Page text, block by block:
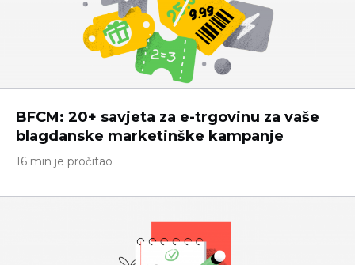
BFCM: 20+ savjeta za e-trgovinu za vaše
blagdanske marketinške kampanje
16 min je pročitao